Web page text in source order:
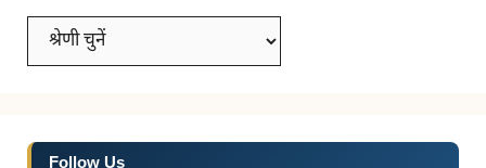
Categories
Follow Us